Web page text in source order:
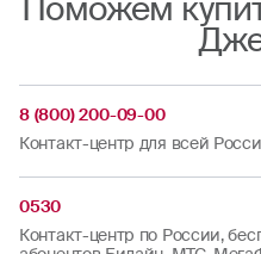
Поможем
8 (800) 200-09-00
Контакт-центр для всей
0530
Контакт-центр по России,